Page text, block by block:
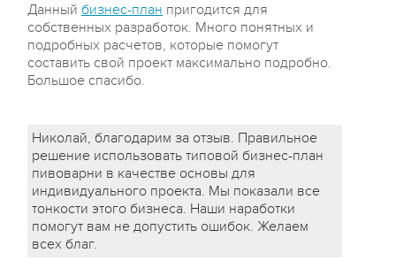
Данный бизнес-план пригодится для
собственных разработок. Много понятных и
подробных расчетов, которые помогут
составить свой проект максимально подробно.
Большое спасибо.
Николай, благодарим за отзыв. Правильное
решение использовать типовой бизнес-план
пивоварни в качестве основы для
индивидуального проекта. Мы показали все
тонкости этого бизнеса. Наши наработки
помогут вам не допустить ошибок. Желаем
всех благ.